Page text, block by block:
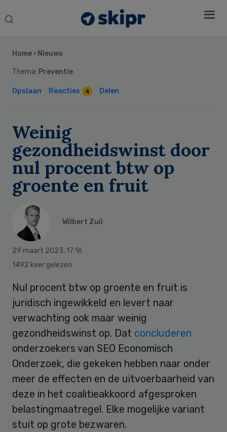
Search
Home › Nieuws
Thema: Preventie
Opslaan Reacties 4 Delen
Weinig
gezondheidswinst door
nul procent btw op
groente en fruit
Wilbert Zuil
29 maart 2023, 17:16
1492 keer gelezen
Nul procent btw op groente en fruit is
juridisch ingewikkeld en levert naar
verwachting ook maar weinig
gezondheidswinst op. Dat concluderen
onderzoekers van SEO Economisch
Onderzoek, die gekeken hebben naar onder
meer de effecten en de uitvoerbaarheid van
deze in het coalitieakkoord afgesproken
belastingmaatregel. Elke mogelijke variant
stuit op grote bezwaren.
Sidebar